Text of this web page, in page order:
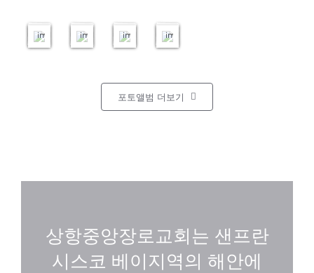
47
images
47
images
132
images
52
images
포토앨범 더보기
상항중앙장로교회는 샌프란
시스코 베이지역의 해안에